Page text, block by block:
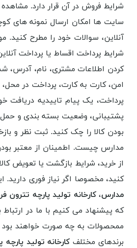
شرایط فروش در آن قرار دارد.
سایت ها امکان ارسال نمونه های
آنلاین، سوالات خود را مطرح
شرایط پرداخت اقساط یا پرداخت
کردن اطلاعات مشتری، نام، آدرس،
امن، کارت به کارت، پرداخت در
پرداخت، یک پیام تاییدیه
پشتیبانی، وضعیت بسته بندی و حمل
بودن کالا را چک کنید. ثبت نظر و
مدارس چیست. اطمینان از معتبر
از خرید، شرایط بازگشت یا تعویض
کنید، مخصوصا اگر نیاز فوری دارید.
مدارس،کارخانه تولید پارچه تترون
که پیشنهاد می کنیم با ما در
ممحصولات به چه صورت خواهند بود
برندهای مختلف کارخانه تولید